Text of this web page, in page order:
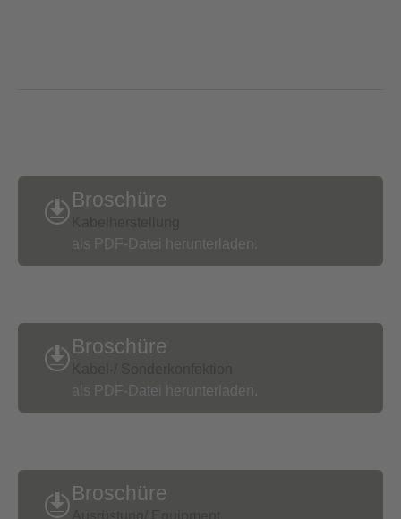
Broschüre
als PDF-Datei herunterladen.
Broschüre
als PDF-Datei herunterladen.
Broschüre